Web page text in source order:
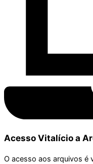
Acesso Vitalício a
O acesso aos arquivos é